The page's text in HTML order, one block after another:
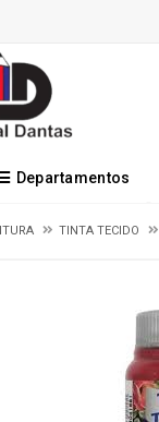
Departamentos
TINTA TECIDO